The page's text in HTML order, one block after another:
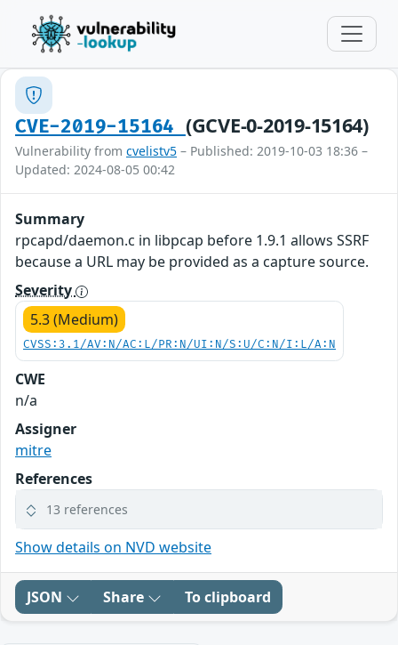
CVE-2019-15164 (GCVE-0-2019-15164)
Vulnerability from cvelistv5 – Published: 2019-10-03 18:36 –
Updated: 2024-08-05 00:42
Summary
rpcapd/daemon.c in libpcap before 1.9.1 allows SSRF
because a URL may be provided as a capture source.
Severity
5.3 (Medium)
CVSS:3.1/AV:N/AC:L/PR:N/UI:N/S:U/C:N/I:L/A:N
CWE
n/a
Assigner
mitre
References
13 references
Show details on NVD website
JSON Share To clipboard